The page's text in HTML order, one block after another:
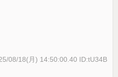
08/18(月) 14:50:00.40 ID:tU34B